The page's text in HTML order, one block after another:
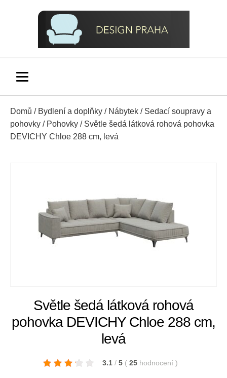
Domů / Bydlení a doplňky / Nábytek / Sedací soupravy a
pohovky / Pohovky / Světle šedá látková rohová pohovka
DEVICHY Chloe 288 cm, levá
Světle šedá látková rohová
pohovka DEVICHY Chloe 288 cm,
levá
3.1 / 5 ( 25 hodnocení )